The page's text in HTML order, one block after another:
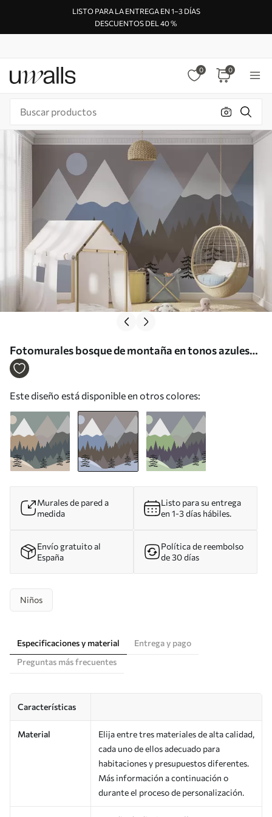
LISTO PARA LA ENTREGA EN 1–3 DÍAS
DESCUENTOS DEL 40 %
0 0
Fotomurales bosque de montaña en tonos azules
Nr. u93561v1
Este diseño está disponible en otros colores:
Murales de pared a
medida
Listo para su entrega
en 1-3 días hábiles.
Envío gratuito al
España
Política de reembolso
de 30 días
Niños
Especificaciones y material
Entrega y pago
Preguntas más frecuentes
Características
Material
Elija entre tres materiales de alta calidad,
cada uno de ellos adecuado para
habitaciones y presupuestos diferentes.
Más información a continuación o
durante el proceso de personalización.